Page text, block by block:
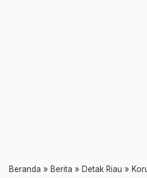
Beranda » Berita » Detak Riau »